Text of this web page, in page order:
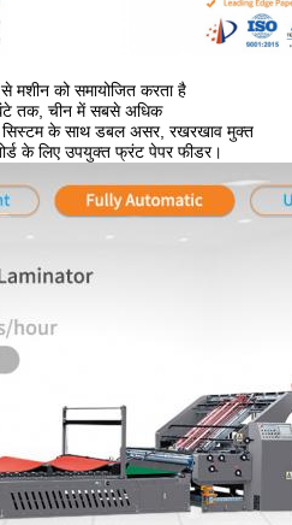
मशीन को समायोजित करता है
तक, चीन में सबसे अधिक
सिस्टम के साथ डबल असर, रखरखाव मुक्त
के लिए उपयुक्त फ्रंट पेपर फीडर।